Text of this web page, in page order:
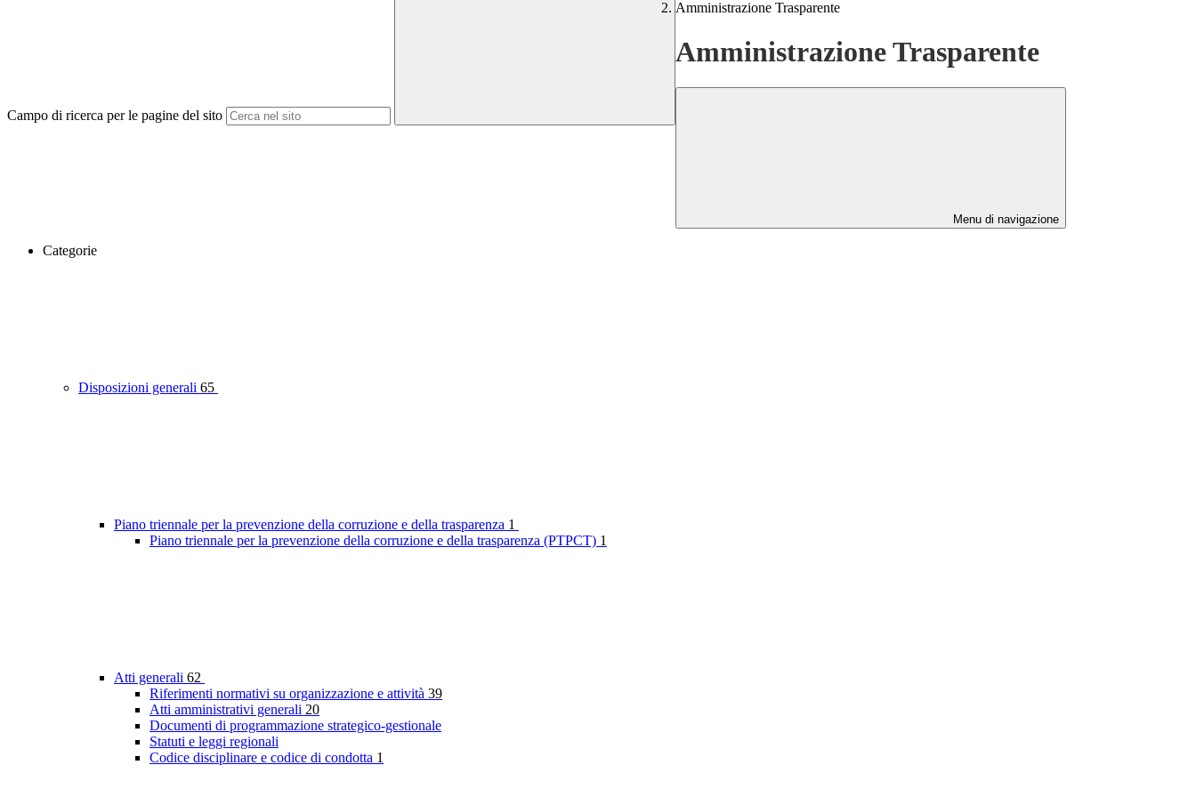
Campo di ricerca per le pagine del sito
Amministrazione Trasparente
Amministrazione Trasparente
Menu di navigazione
Categorie
Disposizioni generali 65
Piano triennale per la prevenzione della corruzione e della trasparenza 1
Piano triennale per la prevenzione della corruzione e della trasparenza (PTPCT) 1
Atti generali 62
Riferimenti normativi su organizzazione e attività 39
Atti amministrativi generali 20
Documenti di programmazione strategico-gestionale
Statuti e leggi regionali
Codice disciplinare e codice di condotta 1